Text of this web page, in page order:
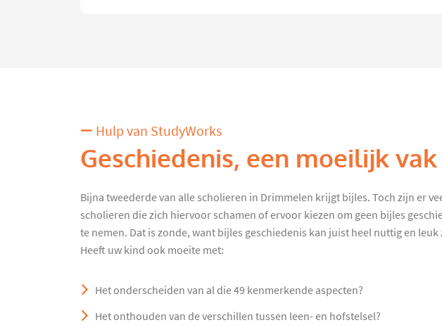
Hulp van StudyWorks
Geschiedenis, een moeilijk vak
Bijna tweederde van alle scholieren in Drimmelen krijgt bijles. Toch zijn er
scholieren die zich hiervoor schamen of ervoor kiezen om geen bijles
te nemen. Dat is zonde, want bijles geschiedenis kan juist heel nuttig en leuk
Heeft uw kind ook moeite met:
Het onderscheiden van al die 49 kenmerkende aspecten?
Het onthouden van de verschillen tussen leen- en hofstelsel?